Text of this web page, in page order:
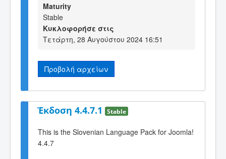
Maturity
Stable
Κυκλοφορήσε στις
Τετάρτη, 28 Αυγούστου 2024 16:51
Προβολή αρχείων
Έκδοση 4.4.7.1 Stable
This is the Slovenian Language Pack for Joomla!
4.4.7